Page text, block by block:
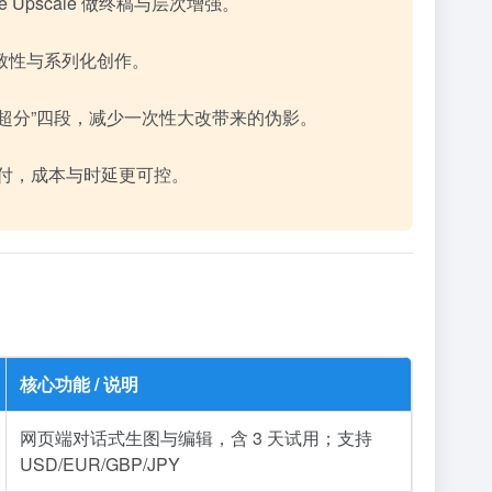
与系列化创作。
”四段，减少一次性大改带来的伪影。
成本与时延更可控。
核心功能 / 说明
网页端对话式生图与编辑，含 3 天试用；支持
USD/EUR/GBP/JPY